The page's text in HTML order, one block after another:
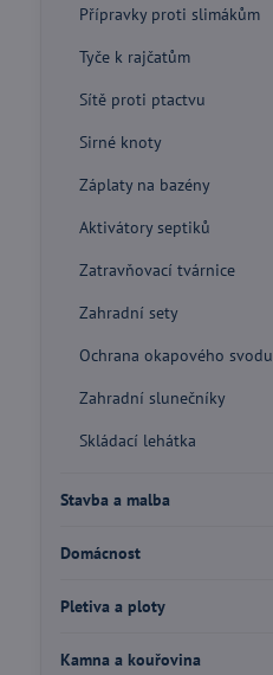
Přípravky proti slimákům
Tyče k rajčatům
Sítě proti ptactvu
Sirné knoty
Záplaty na bazény
Aktivátory septiků
Zatravňovací tvárnice
Zahradní sety
Ochrana okapového svodu
Zahradní slunečníky
Skládací lehátka
Stavba a malba
Domácnost
Pletiva a ploty
Kamna a kouřovina